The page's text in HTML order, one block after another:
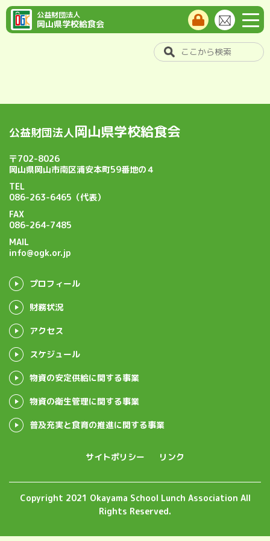
公益財団法人
岡山県学校給食会
公益財団法人岡山県学校給食会
〒702-8026
岡山県岡山市南区浦安本町59番地の４
TEL
086-263-6465（代表）
FAX
086-264-7485
MAIL
info@ogk.or.jp
プロフィール
財務状況
アクセス
スケジュール
物資の安定供給に関する事業
物資の衛生管理に関する事業
普及充実と食育の推進に関する事業
サイトポリシー リンク
Copyright 2021 Okayama School Lunch Association All
Rights Reserved.